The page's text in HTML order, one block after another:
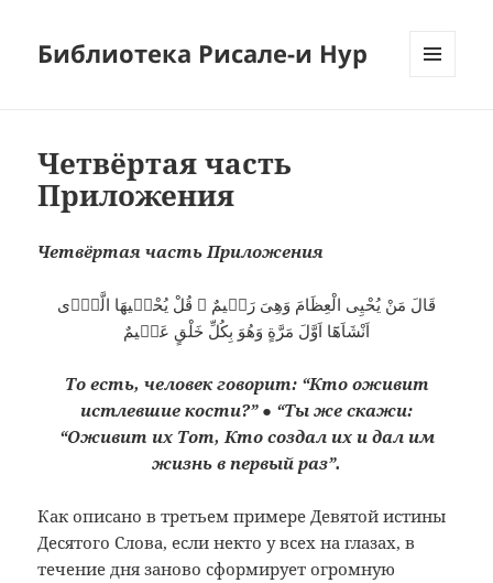
Библиотека Рисале-и Нур
Четвёртая часть
Приложения
Четвёртая часть Приложения
قَالَ مَنْ يُحْيِى الْعِظَامَ وَهِىَ رَمٖيمٌ ۞ قُلْ يُحْيٖيهَا الَّذٖٓى
اَنْشَاَهَٓا اَوَّلَ مَرَّةٍ وَهُوَ بِكُلِّ خَلْقٍ عَلٖيمٌ
То есть, человек говорит: “Кто оживит
истлевшие кости?” ● “Ты же скажи:
“Оживит их Тот, Кто создал их и дал им
жизнь в первый раз”.
Как описано в третьем примере Девятой истины
Десятого Слова, если некто у всех на глазах, в
течение дня заново сформирует огромную